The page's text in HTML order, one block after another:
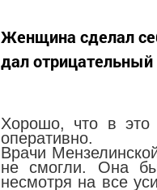
Женщина сделал
дал отрицательный
Хорошо, что в это
оперативно.
Врачи
не смогли. Она
несмотря на все